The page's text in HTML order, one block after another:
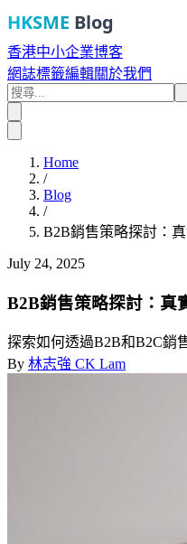
HKSME Blog
香港中小企業博客
網誌標籤編輯關於我們
Home
/
Blog
/
B2B銷售策略探討：
July 24, 2025
B2B銷售策略探討：真
探索如何透過B2B和B2C銷
By 林志強 CK Lam